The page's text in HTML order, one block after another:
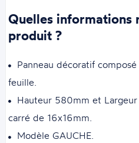
Quelles informations
produit ?
Panneau décoratif
feuille.
Hauteur 580mm et
carré de 16x16mm.
Modèle GAUCHE.